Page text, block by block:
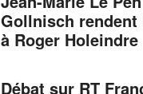
Gollnisch rendent
à Roger Holeindre
Débat sur RT